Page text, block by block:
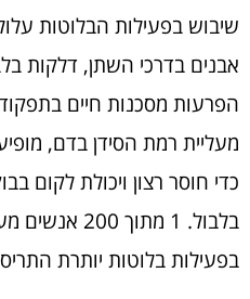
שיבוש בפעילות הבלוטות
אבנים בדרכי השתן, דלקות
הפרעות מסכנות חיים
מעליית רמת הסידן בדם,
כדי חוסר רצון ויכולת לקום
בפעילות בלוטות יותרת